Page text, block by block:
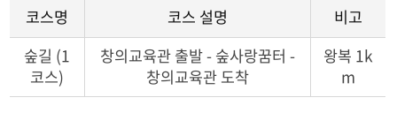
코
코
코스명 코스 설명
비고
숲길 (1
코스)
창의교육관 출발 - 숲사랑꿈터 -
창의교육관 도착
왕복 1k
m